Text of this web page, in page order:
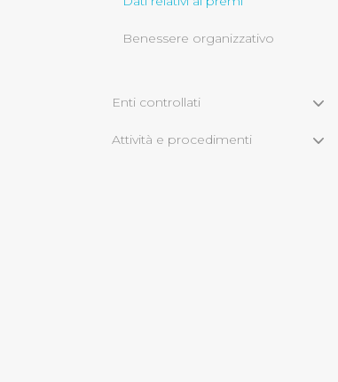
Cliccando su
tecnici
Benessere organizzativo
Enti controllati
Attività e procedimenti